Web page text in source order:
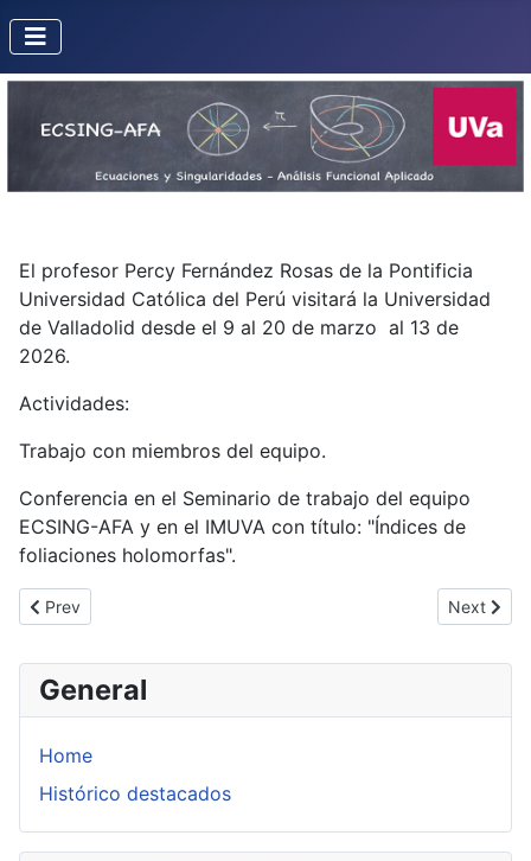
General
Home
Histórico destacados
El profesor Percy Fernández Rosas de la Pontificia
Universidad Católica del Perú visitará la Universidad
de Valladolid desde el 9 al 20 de marzo al 13 de
2026.
Actividades:
Trabajo con miembros del equipo.
Conferencia en el Seminario de trabajo del equipo
ECSING-AFA y en el IMUVA con título: "Índices de
foliaciones holomorfas".
Previous article: Jean-Pierre Ramis. Marzo 2026
Prev Next
Next